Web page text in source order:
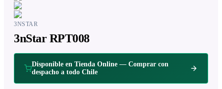
3NSTAR
3nStar RPT008
Disponible en Tienda Online — Comprar con
despacho a todo Chile